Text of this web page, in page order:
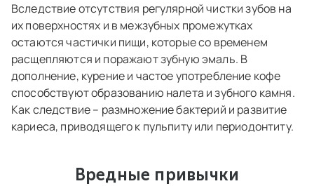
Вследствие отсутствия регулярной чистки зубов на
их поверхностях и в межзубных промежутках
остаются частички пищи, которые со временем
расщепляются и поражают зубную эмаль. В
дополнение, курение и частое употребление кофе
способствуют образованию налета и зубного камня.
Как следствие – размножение бактерий и развитие
кариеса, приводящего к пульпиту или периодонтиту.
Вредные привычки